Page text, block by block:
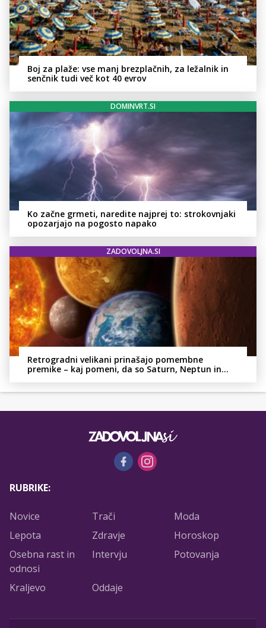
Boj za plaže: vse manj brezplačnih, za ležalnik in
senčnik tudi več kot 40 evrov
DOMINVRT.SI
Ko začne grmeti, naredite najprej to: strokovnjaki
opozarjajo na pogosto napako
ZADOVOLJNA.SI
Retrogradni velikani prinašajo pomembne
premike – kaj pomeni, da so Saturn, Neptun in
RUBRIKE:
Novice Trači
Moda
Lepota
Zdravje
Horoskop
Osebna rast in
odnosi
Intervju Potovanja
Kraljevo Oddaje